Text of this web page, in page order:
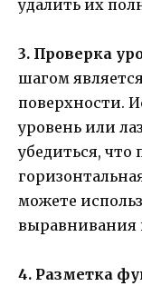
удалить их
3. Проверка
шагом
поверхности.
уровень или
убедиться, что
можете
выравнивания
4. Разметка